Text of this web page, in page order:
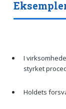
I
styrket
Holdets